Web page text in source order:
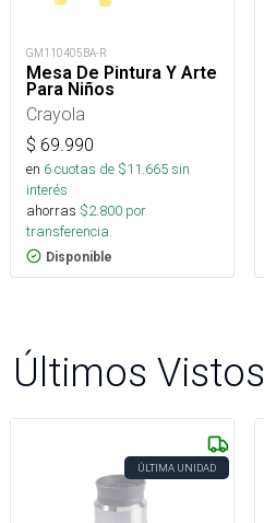
GM110405BA-R
Mesa De Pintura Y Arte
Para Niños
Crayola
$ 69.990
en 6cuotas de $11.665sin
interés
ahorras $2.800 por
transferencia.
Disponible
Últimos Vistos
ÚLTIMA UNIDAD